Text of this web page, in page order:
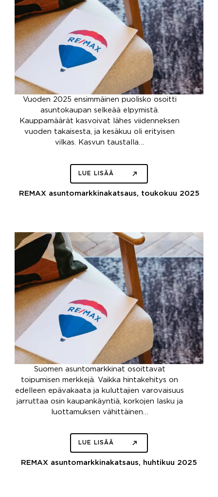
Vuoden 2025 ensimmäinen puolisko osoitti
asuntokaupan selkeää elpymistä.
Kauppamäärät kasvoivat lähes viidenneksen
vuoden takaisesta, ja kesäkuu oli erityisen
vilkas. Kasvun taustalla…
LUE LISÄÄ
REMAX asuntomarkkinakatsaus, toukokuu 2025
Suomen asuntomarkkinat osoittavat
toipumisen merkkejä. Vaikka hintakehitys on
edelleen epävakaata ja kuluttajien varovaisuus
jarruttaa osin kaupankäyntiä, korkojen lasku ja
luottamuksen vähittäinen…
LUE LISÄÄ
REMAX asuntomarkkinakatsaus, huhtikuu 2025